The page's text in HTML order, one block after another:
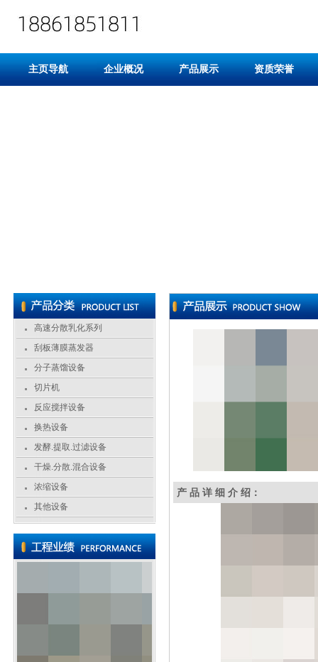
主页导航 企业概况 产品展示 资质荣誉
高速分散乳化系列
刮板薄膜蒸发器
分子蒸馏设备
切片机
反应搅拌设备
换热设备
发酵.提取.过滤设备
干燥.分散.混合设备
浓缩设备
其他设备
产 品 详 细 介 绍：